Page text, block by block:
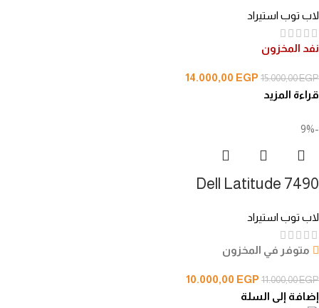
لاب توب استيراد
نفد المخزون
15.000,00EGP
14.000,00 EGP
قراءة المزيد
-9%
Dell Latitude 7490
لاب توب استيراد
متوفر في المخزون
11.000,00EGP
10.000,00 EGP
إضافة إلى السلة